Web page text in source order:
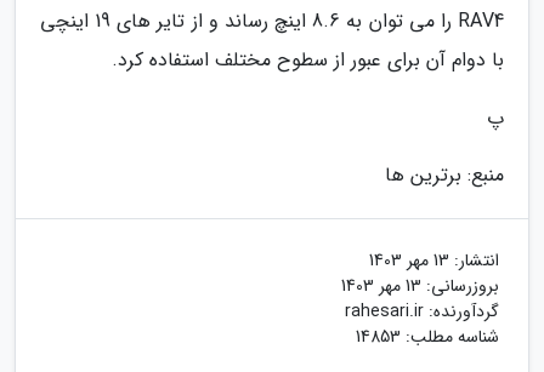
RAV4 را می توان به 8.6 اینچ رساند و از تایر های 19 اینچی
با دوام آن برای عبور از سطوح مختلف استفاده کرد.
پ
منبع: برترین ها
انتشار: 13 مهر 1403
بروزرسانی: 13 مهر 1403
گردآورنده: rahesari.ir
شناسه مطلب: 14853